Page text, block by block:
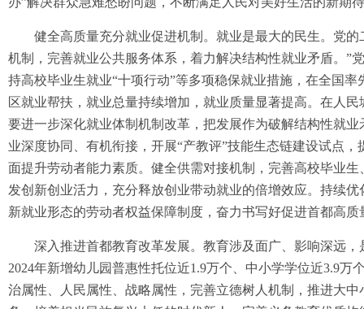
健全高质量充分就业促进机制。就业是最大的民生。党的
机制，完善就业公共服务体系，着力解决结构性就业矛盾。”
持高校毕业生就业“十项行动”等多项稳保就业措施，在全国
区就业帮扶，就业总量持续增加，就业质量显著提高。在人
要进一步深化就业体制机制改革，把发展作为破解结构性就
业深度协同、有机衔接，开展“产教评”技能生态链建设试点
面提升劳动者能力素质。健全供需对接机制，完善高校毕业
发创新创业活力，充分释放创业带动就业的倍增效应。持续
新就业形态的劳动者权益保障制度，奋力书写好促进首都高
深入推进首都教育改革发展。教育涉及面广、影响深远，
2024年新增幼儿园普惠性托位近1.9万个、中小学学位近3.9
治属性、人民属性、战略属性，完善立德树人机制，推进大